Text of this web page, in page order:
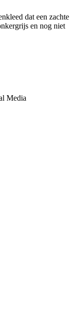
dat een zachte
en nog niet
Media